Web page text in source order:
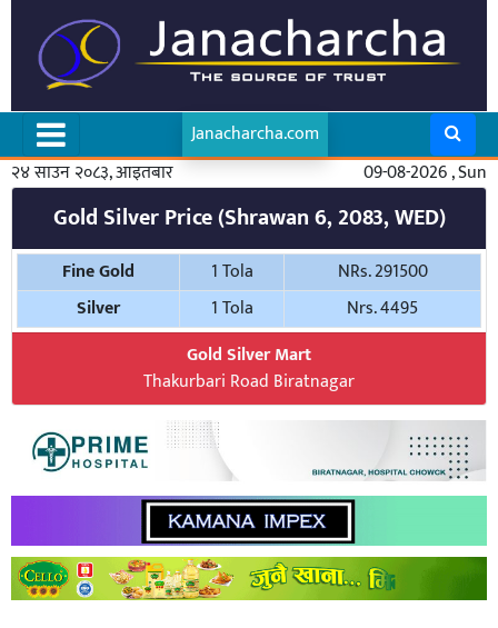
Janacharcha.com
२४ साउन २०८३, आइतबार
09-08-2026 , Sun
Gold Silver Price (Shrawan 6, 2083, WED)
Fine Gold 1 Tola
NRs. 291500
Silver
1 Tola
Nrs. 4495
Gold Silver Mart
Thakurbari Road Biratnagar